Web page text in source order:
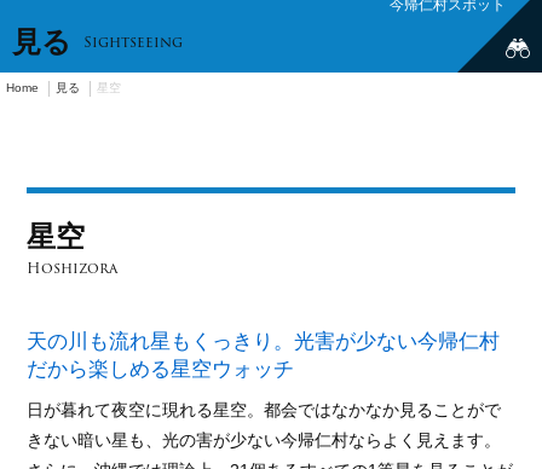
今帰仁村スポット
見る Sightseeing
Home 見る 星空
星空
Hoshizora
天の川も流れ星もくっきり。光害が少ない今帰仁村
だから楽しめる星空ウォッチ
日が暮れて夜空に現れる星空。都会ではなかなか見ることがで
きない暗い星も、光の害が少ない今帰仁村ならよく見えます。